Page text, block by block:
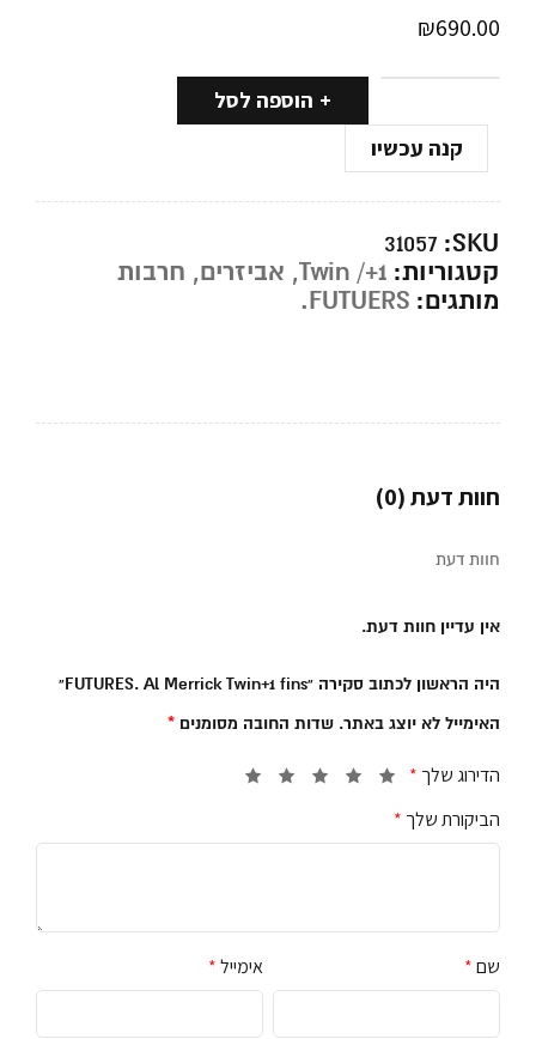
₪690.00
הוספה לסל
קנה עכשיו
SKU:
31057
קטגוריות: Twin /+1
, אביזרים, חרבות
מותגים: FUTUERS.
חוות דעת (0)
חוות דעת
אין עדיין חוות דעת.
היה הראשון לכתוב סקירה “FUTURES. Al Merrick Twin+1 fins”
האימייל לא יוצג באתר. שדות החובה מסומנים *
הדירוג שלך *
הביקורת שלך *
שם* אימייל*